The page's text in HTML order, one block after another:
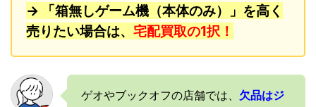
→ 「箱無しゲーム機（本体のみ）」を高く
売りたい場合は、 宅配買取の1択！
ゲオやブックオフの店舗では、 欠品はジ